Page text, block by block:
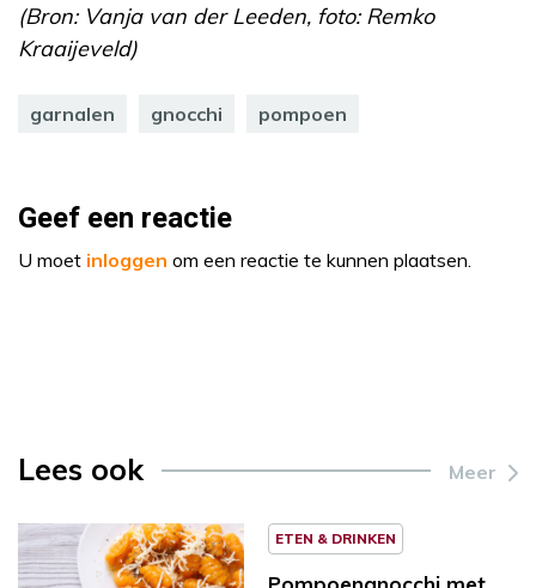
(Bron: Vanja van der Leeden, foto: Remko
Kraaijeveld)
garnalen gnocchi pompoen
Geef een reactie
U moet inloggen om een reactie te kunnen plaatsen.
Lees ook Meer
ETEN & DRINKEN